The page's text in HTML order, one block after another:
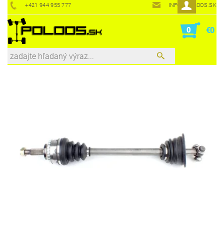
+421 944 955 777 INFO@POLOOS.SK
0 €0